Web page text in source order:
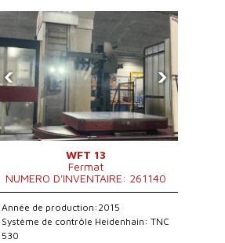
‹ ›
WFT 13
Fermat
NUMERO D'INVENTAIRE: 261140
Année de production:2015
Système de contrôle Heidenhain: TNC
530